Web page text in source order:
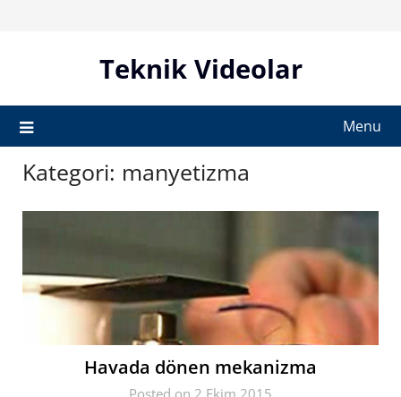
Teknik Videolar
Menu
Kategori: manyetizma
Havada dönen mekanizma
Posted on 2 Ekim 2015